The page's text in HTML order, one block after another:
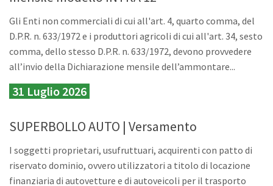
Gli Enti non commerciali di cui all'art. 4, quarto comma, del
D.P.R. n. 633/1972 e i produttori agricoli di cui all'art. 34, sesto
comma, dello stesso D.P.R. n. 633/1972, devono provvedere
all’invio della Dichiarazione mensile dell’ammontare...
31 Luglio 2026
SUPERBOLLO AUTO | Versamento
I soggetti proprietari, usufruttuari, acquirenti con patto di
riservato dominio, ovvero utilizzatori a titolo di locazione
finanziaria di autovetture e di autoveicoli per il trasporto